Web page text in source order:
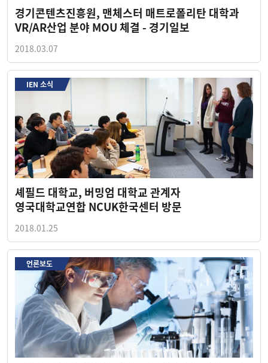
경기콘텐츠진흥원, 맨체스터 매트로폴리탄 대학과
VR/AR산업 분야 MOU 체결 - 경기일보
2018.03.07
IEN 소식
셰필드 대학교, 버밍엄 대학교 관계자
영국대학교연합 NCUK한국센터 방문
2018.01.25
언론보도